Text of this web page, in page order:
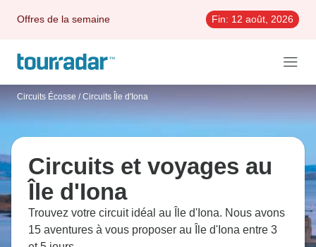
Offres de la semaine Fin: 12 août, 2026
Circuits Écosse / Circuits Île d'Iona
Circuits et voyages au
Île d'Iona
Trouvez votre circuit idéal au Île d'Iona. Nous avons
15 aventures à vous proposer au Île d'Iona entre 3